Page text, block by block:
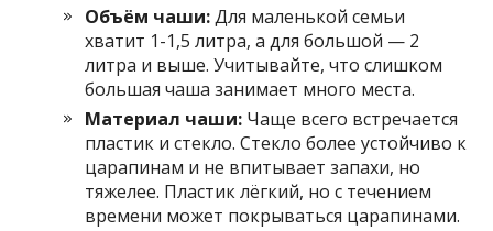
Объём чаши:Для маленькой семьи
хватит 1-1,5 литра, а для большой — 2
литра и выше. Учитывайте, что слишком
большая чаша занимает много места.
Материал чаши: Чаще всего встречается
пластик и стекло. Стекло более устойчиво к
царапинам и не впитывает запахи, но
тяжелее. Пластик лёгкий, но с течением
времени может покрываться царапинами.